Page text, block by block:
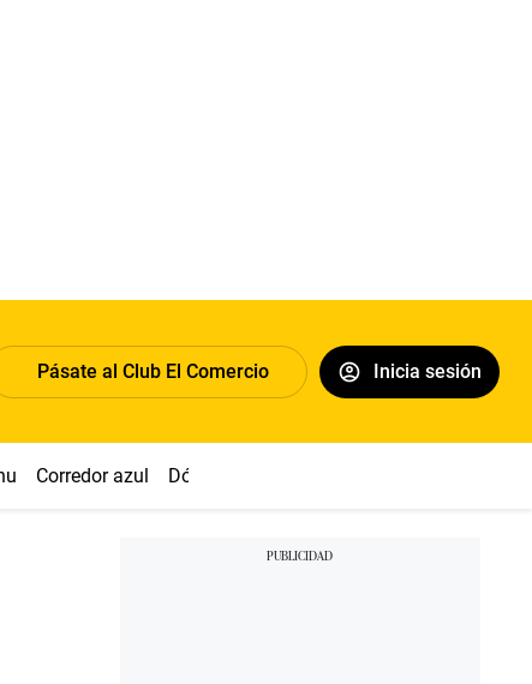
Pásate al Club El Comercio Inicia sesión
Corredor azul Dólar